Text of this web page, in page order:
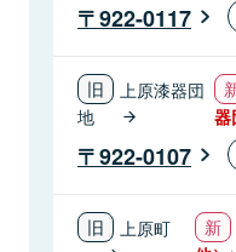
922-0117
上原漆器団
地
器
922-0107
上原町